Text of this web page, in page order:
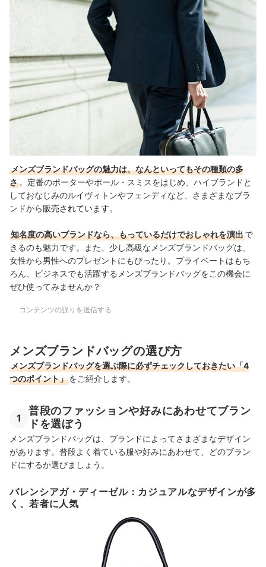
人気のメンズ向けバッグもチェック
メンズブランドバッグの売れ筋ランキングもチェック！
メンズブランドバッグの魅力は、なんといってもその種類の多
さ 。定番のポーターやポール・スミスをはじめ、ハイブランドと
しておなじみのルイヴィトンやフェンディなど、さまざまなブラ
ンドから販売されています。
知名度の高いブランドなら、もっているだけでおしゃれを演出で
きるのも魅力です。また、少し高級なメンズブランドバッグは、
女性から男性へのプレゼントにもぴったり。プライベートはもち
ろん、ビジネスでも活躍するメンズブランドバッグをこの機会に
ぜひ使ってみませんか？
コンテンツの誤りを送信する
メンズブランドバッグの選び方
メンズブランドバッグを選ぶ際に必ずチェックしておきたい「4
つのポイント」をご紹介します。
1
普段のファッションや好みにあわせてブラン
ドを選ぼう
メンズブランドバッグは、ブランドによってさまざまなデザイン
があります。普段よく着ている服や好みにあわせて、どのブラン
ドにするか選びましょう。
バレンシアガ・ディーゼル：カジュアルなデザインが多
く、若者に人気